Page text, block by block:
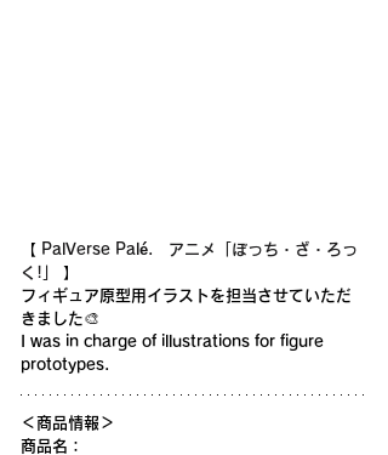
【 PalVerse Palé.
アニメ「ぼっち・ざ・ろっ
く!」
】
フィギュア原型用イラストを担当させていただ
きました🎨
I was in charge of illustrations for figure
prototypes.
＜商品情報＞
商品名：